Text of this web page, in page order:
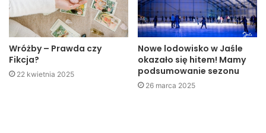
Wróżby – Prawda czy
Fikcja?
22 kwietnia 2025
Nowe lodowisko w Jaśle
okazało się hitem! Mamy
podsumowanie sezonu
26 marca 2025